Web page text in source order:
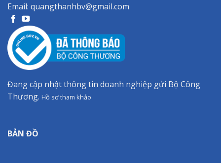
Email: quangthanhbv@gmail.com
Đang cập nhật thông tin doanh nghiệp gửi Bộ Công
Thương. Hồ sơ tham khảo
BẢN ĐỒ